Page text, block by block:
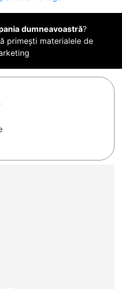
dumneavoastră?
primești materialele de